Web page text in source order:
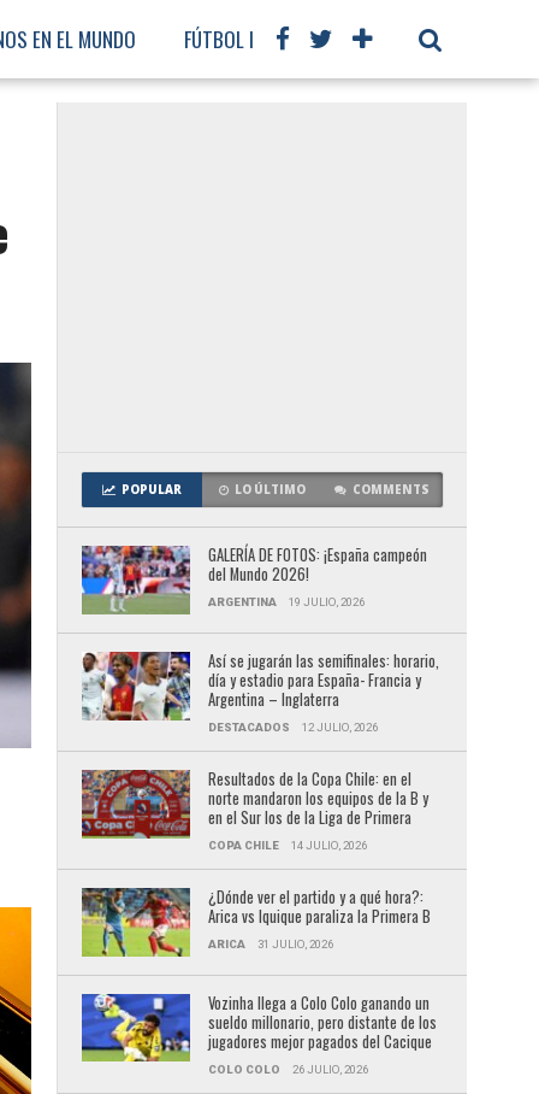
EN EL MUNDO FÚTBOL INTERNACIONAL
POPULAR LO ÚLTIMO COMMENTS
GALERÍA DE FOTOS: ¡España campeón
del Mundo 2026!
ARGENTINA 19 JULIO, 2026
Así se jugarán las semifinales: horario,
día y estadio para España- Francia y
Argentina – Inglaterra
DESTACADOS 12 JULIO, 2026
Resultados de la Copa Chile: en el
norte mandaron los equipos de la B y
en el Sur los de la Liga de Primera
COPA CHILE 14 JULIO, 2026
¿Dónde ver el partido y a qué hora?:
Arica vs Iquique paraliza la Primera B
ARICA 31 JULIO, 2026
Vozinha llega a Colo Colo ganando un
sueldo millonario, pero distante de los
jugadores mejor pagados del Cacique
COLO COLO 26 JULIO, 2026